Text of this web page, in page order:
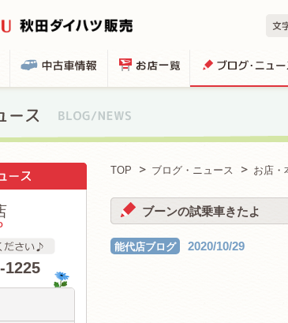
TOP ブログ・ニュース お店・
ブーンの試乗車きたよ
能代店ブログ 2020/10/29
1225